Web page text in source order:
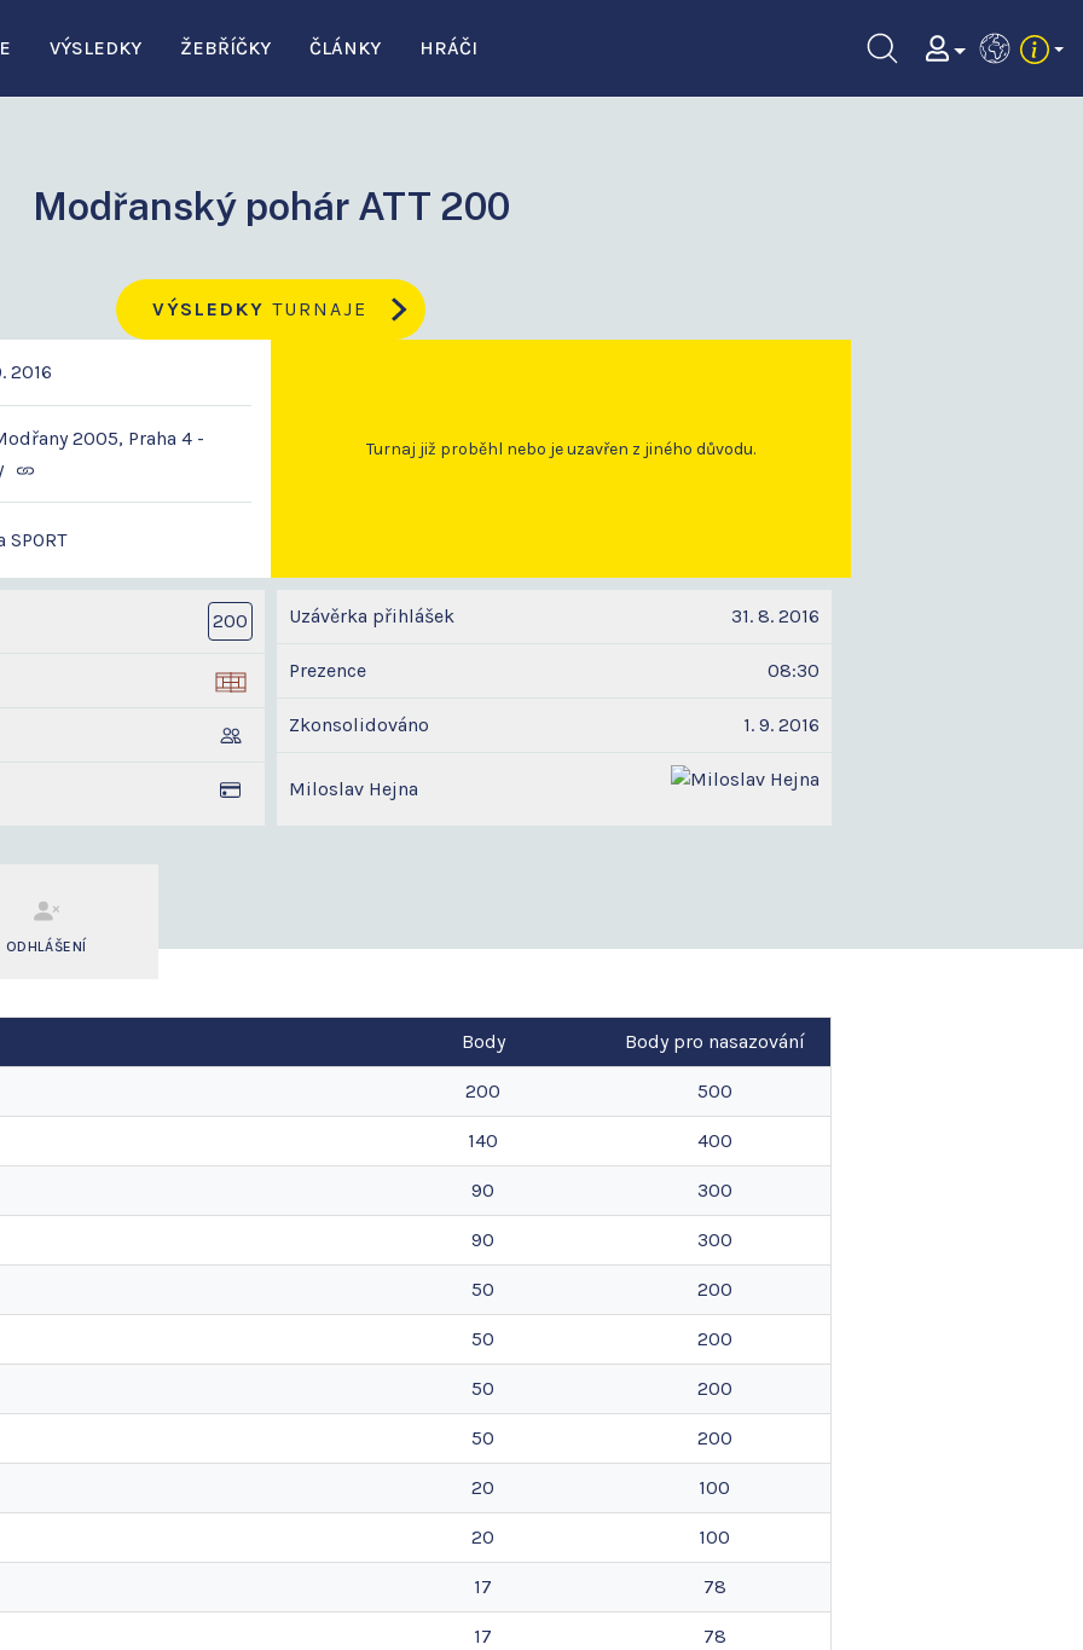
VÝSLEDKY ŽEBŘÍČKY ČLÁNKY HRÁČI
EN
Modřanský pohár ATT 200
VÝSLEDKY TURNAJE
2016
2005, Praha 4 -
Turnaj již proběhl nebo je uzavřen z jiného důvodu.
200 Uzávěrka přihlášek 31. 8. 2016
Prezence 08:30
Zkonsolidováno 1. 9. 2016
Miloslav Hejna
ODHLÁŠENÍ
Body Body pro nasazování
200 500
140 400
90 300
90 300
50 200
50 200
50 200
50 200
20 100
20 100
17 78
17 78